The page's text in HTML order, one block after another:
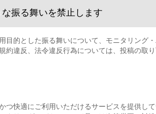
振る舞いを禁止します
目的とした振る舞いについて、モニタリング
約違反、法令違反行為については、投稿の取
つ快適にご利用いただけるサービスを提供し